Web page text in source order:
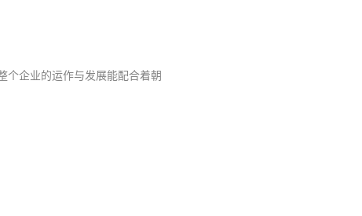
个企业的运作与发展能配合着朝